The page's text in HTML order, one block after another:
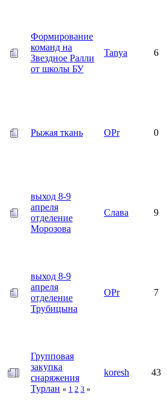
Формирование
команд на
Звездное Ралли
от школы БУ
Tanya 6
Рыжая ткань OPr 0
выход 8-9
апреля
отделение
Морозова
Слава 9
выход 8-9
апреля
отделение
Трубицына
OPr 7
Групповая
закупка
снаряжения
Турлан « 1 2 3 »
koresh 43